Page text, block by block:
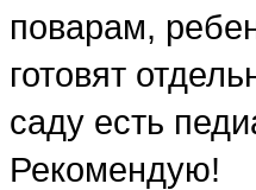
поварам,
готовят
саду есть
Рекомендую!